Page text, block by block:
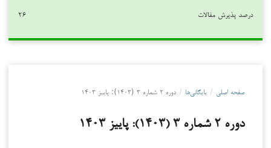
درصد پذیرش مقالات ۲۶
صفحه اصلی / بایگانی‌ها / دوره ۲ شماره ۳ (۱۴۰۳): پاییز ۱۴۰۳
دوره ۲ شماره ۳ (۱۴۰۳): پاییز ۱۴۰۳